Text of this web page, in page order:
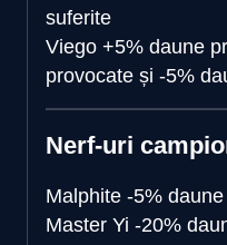
suferite
Viego +5% daune
provocate și -5%
Nerf-uri
Malphite -5%
Master Yi -20%